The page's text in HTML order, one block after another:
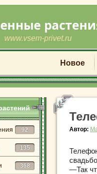
www.vsem-privet.ru
Новое
92
135
368
Автор:
—Так